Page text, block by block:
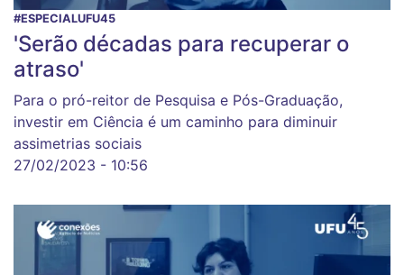
#ESPECIALUFU45
'Serão décadas para recuperar o
atraso'
Para o pró-reitor de Pesquisa e Pós-Graduação,
investir em Ciência é um caminho para diminuir
assimetrias sociais
27/02/2023 - 10:56